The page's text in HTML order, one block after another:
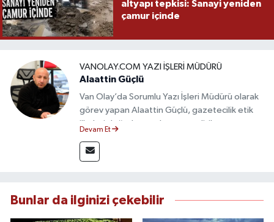
altyapı tepkisi: Sanayi yeniden
çamur içinde
VANOLAY.COM YAZI İŞLERI MÜDÜRÜ
Alaattin Güçlü
Van Olay’da Sorumlu Yazı İşleri Müdürü olarak
görev yapan Alaattin Güçlü, gazetecilik etik
ilkeleri doğrultusunda yayın politikasının
yönetiminden sorumludur. Yerel ve ulusal
gündemi yakından takip eden Güçlü, tarafsız,
etmektedir.
Devam Et
Bunlar da ilginizi çekebilir